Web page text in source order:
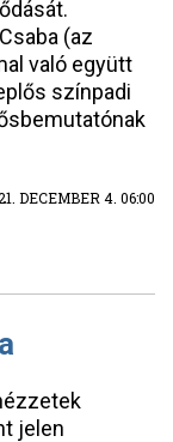
(az
való együtt
színpadi
DECEMBER 4. 06:00
jelen